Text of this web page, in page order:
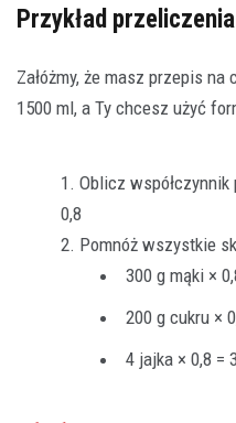
Przykład przeliczenia
Załóżmy, że masz przepis
1500 ml, a Ty chcesz użyć
Oblicz
0,8
Pomnóż wszystkie
300 g mąki ×
200 g cukru ×
4 jajka × 0,8 =